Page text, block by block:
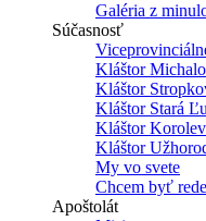
Galéria z
Súčasnosť
Kláštor
Kláštor
Kláštor Stará
Kláštor
Kláštor
My vo svete
Chcem byť
Apoštolát